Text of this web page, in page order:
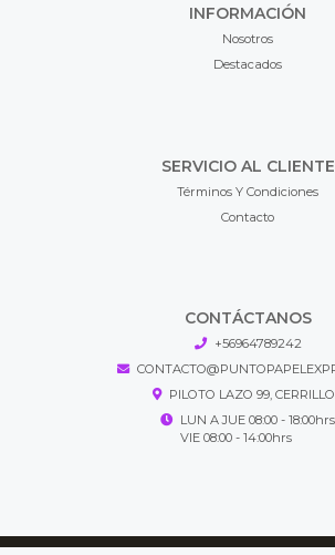
INFORMACIÓN
Nosotros
Destacados
SERVICIO AL CLIENTE
Términos Y Condiciones
Contacto
CONTÁCTANOS
+56964789242
PILOTO LAZO 99,
LUN A JUE 08:00 - 18:00hrs
VIE 08:00 - 14:00hrs